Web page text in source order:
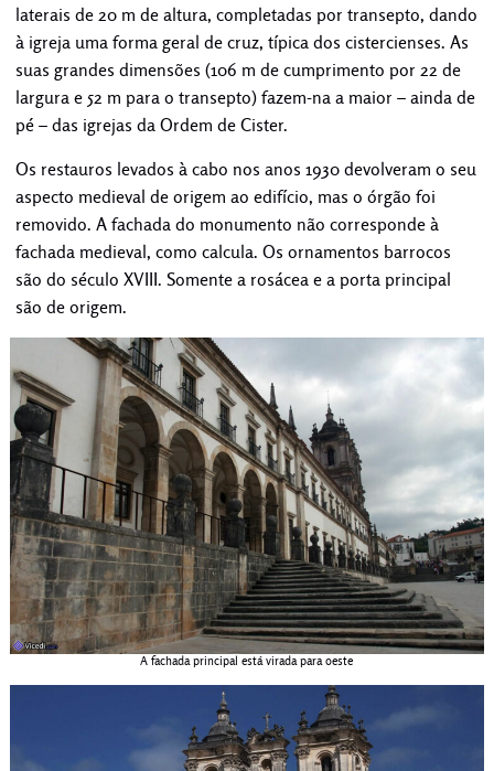
laterais de 20 m de altura, completadas por transepto, dando
à igreja uma forma geral de cruz, típica dos cistercienses. As
suas grandes dimensões (106 m de cumprimento por 22 de
largura e 52 m para o transepto) fazem-na a maior – ainda de
pé – das igrejas da Ordem de Cister.
Os restauros levados à cabo nos anos 1930 devolveram o seu
aspecto medieval de origem ao edifício, mas o órgão foi
removido. A fachada do monumento não corresponde à
fachada medieval, como calcula. Os ornamentos barrocos
são do século XVIII. Somente a rosácea e a porta principal
são de origem.
A fachada principal está virada para oeste